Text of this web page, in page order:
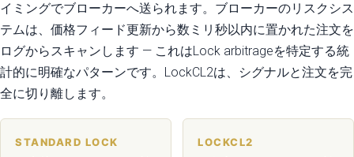
イミングでブローカーへ送られます。ブローカーのリスクシス
テムは、価格フィード更新から数ミリ秒以内に置かれた注文を
ログからスキャンします — これはLock arbitrageを特定する統
計的に明確なパターンです。LockCL2は、シグナルと注文を完
全に切り離します。
STANDARD LOCK LOCKCL2